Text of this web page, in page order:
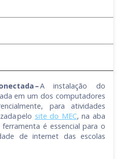
–A instalação do
em um dos computadores
para atividades
pelo site do MEC, na aba
ferramenta é essencial para o
de internet das escolas